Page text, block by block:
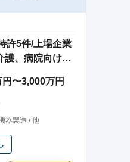
許5件/上場企業
護、病院向けセ
〜3,000万円
器製造 / 他